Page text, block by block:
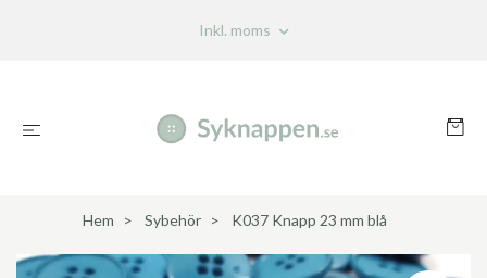
Inkl. moms
Hem Sybehör K037 Knapp 23 mm blå